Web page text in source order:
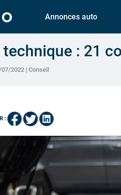
Annonces auto
technique : 21
2022 | Conseil
: